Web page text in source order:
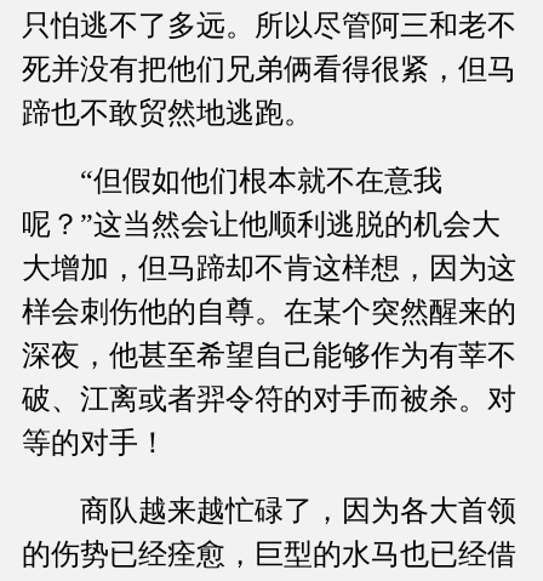
只怕逃不了多远。所以尽管阿三和老不
死并没有把他们兄弟俩看得很紧，但马
蹄也不敢贸然地逃跑。
“但假如他们根本就不在意我
呢？”这当然会让他顺利逃脱的机会大
大增加，但马蹄却不肯这样想，因为这
样会刺伤他的自尊。在某个突然醒来的
深夜，他甚至希望自己能够作为有莘不
破、江离或者羿令符的对手而被杀。对
等的对手！
商队越来越忙碌了，因为各大首领
的伤势已经痊愈，巨型的水马也已经借